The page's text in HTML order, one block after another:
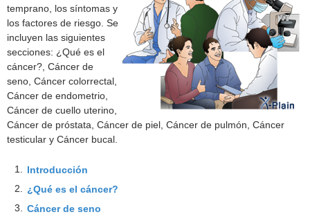
temprano, los síntomas y
los factores de riesgo. Se
incluyen las siguientes
secciones: ¿Qué es el
cáncer?, Cáncer de
seno, Cáncer colorrectal,
Cáncer de endometrio,
Cáncer de cuello uterino,
Cáncer de próstata, Cáncer de piel, Cáncer de pulmón, Cáncer
testicular y Cáncer bucal.
1. Introducción
2. ¿Qué es el cáncer?
3. Cáncer de seno